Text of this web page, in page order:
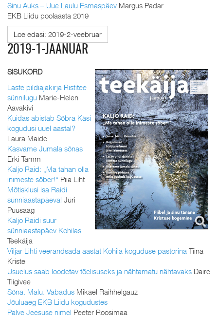
Sinu Auks – Uue Laulu Esmaspäev Margus Padar
EKB Liidu poolaasta 2019
Loe edasi: 2019-2-veebruar
2019-1-JAANUAR
SISUKORD
Laste pildiajakirja Ristitee
sünnilugu Marie-Helen
Aavakivi
Kuidas abistab Sõbra Käsi
kogudusi uuel aastal?
Laura Maide
Kasvame Jumala sõnas
Erki Tamm
Kaljo Raid: „Ma tahan olla
inimeste sõber!“ Piia Liht
Mõtisklusi isa Raidi
sünniaastapäeval Jüri
Puusaag
Kaljo Raidi suur
sünniaastapäev Kohilas
Teekäija
Viljar Lihti veerandsada aastat Kohila koguduse pastorina Tiina
Kriste
Usuelus saab loodetav tõelisuseks ja nähtamatu nähtavaks Daire
Tiigivee
Sõna. Mälu. Vabadus Mikael Raihhelgauz
Jõuluaeg EKB Liidu kogudustes
Palve Jeesuse nimel Peeter Roosimaa